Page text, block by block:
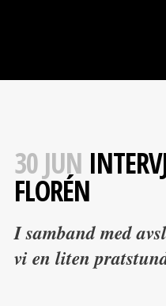
30 JUN
FLORÉN
I samband med
vi en liten